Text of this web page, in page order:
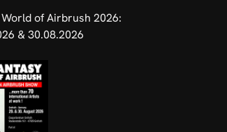
of Airbrush 2026:
& 30.08.2026